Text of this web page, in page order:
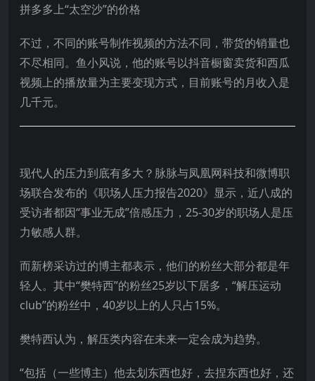
拼多多上“太空沙”的价格
不过，不同的账号制作视频的方法不同，带货的销量也
不尽相同。鱼小风说，他的账号以抖音橱窗卖货和西瓜
视频上的播放量为主要变现方式，目前账号的月收入是
几千元。
现代人的压力到底有多大？脉脉与凤凰网科技和微博职
场联合发布的《职场人压力报告2020》显示，近八成的
受访者都因“事业无成”倍感压力，25-30岁的职场人是压
力敏感人群。
而新榜采访过的博主都表示，他们的粉丝大部分都是年
轻人。其中“樊特西”的粉丝25岁以下居多，“解压运动
club”的粉丝中，40岁以上的人只占15%。
樊特西认为，解压类内容在未来一定会成为趋势。
“包括（一些博主）他去划东西也好，去捏东西也好，还